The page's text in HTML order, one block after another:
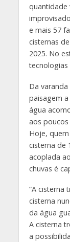
quantidade
e mais 57
cisternas
2025. No
tecnologias
Da
paisagem
água
aos
Hoje,
cisterna de
acoplada
chuvas é
“A cisterna
cisterna
da água
A cisterna
a